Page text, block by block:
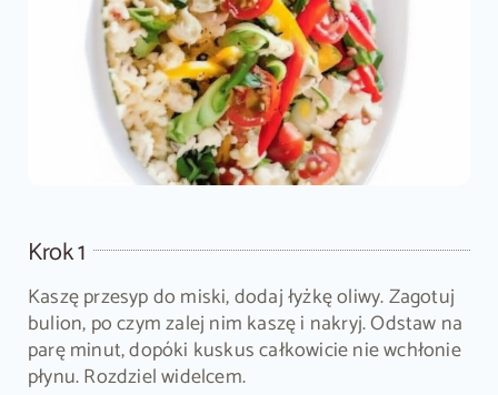
Krok 1
Kaszę przesyp do miski, dodaj łyżkę oliwy. Zagotuj
bulion, po czym zalej nim kaszę i nakryj. Odstaw na
parę minut, dopóki kuskus całkowicie nie wchłonie
płynu. Rozdziel widelcem.